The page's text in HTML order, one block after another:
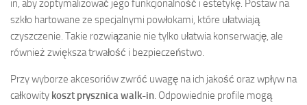
in, aby zoptymalizować jego funkcjonalność i estetykę. Postaw na
szkło hartowane ze specjalnymi powłokami, które ułatwiają
czyszczenie. Takie rozwiązanie nie tylko ułatwia konserwację, ale
również zwiększa trwałość i bezpieczeństwo.
Przy wyborze akcesoriów zwróć uwagę na ich jakość oraz wpływ na
całkowity koszt prysznica walk-in. Odpowiednie profile mogą